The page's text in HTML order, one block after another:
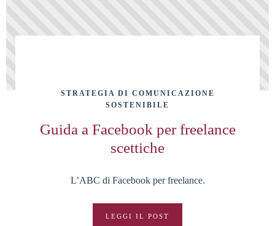
STRATEGIA DI COMUNICAZIONE
SOSTENIBILE
Guida a Facebook per freelance
scettiche
L’ABC di Facebook per freelance.
LEGGI IL POST